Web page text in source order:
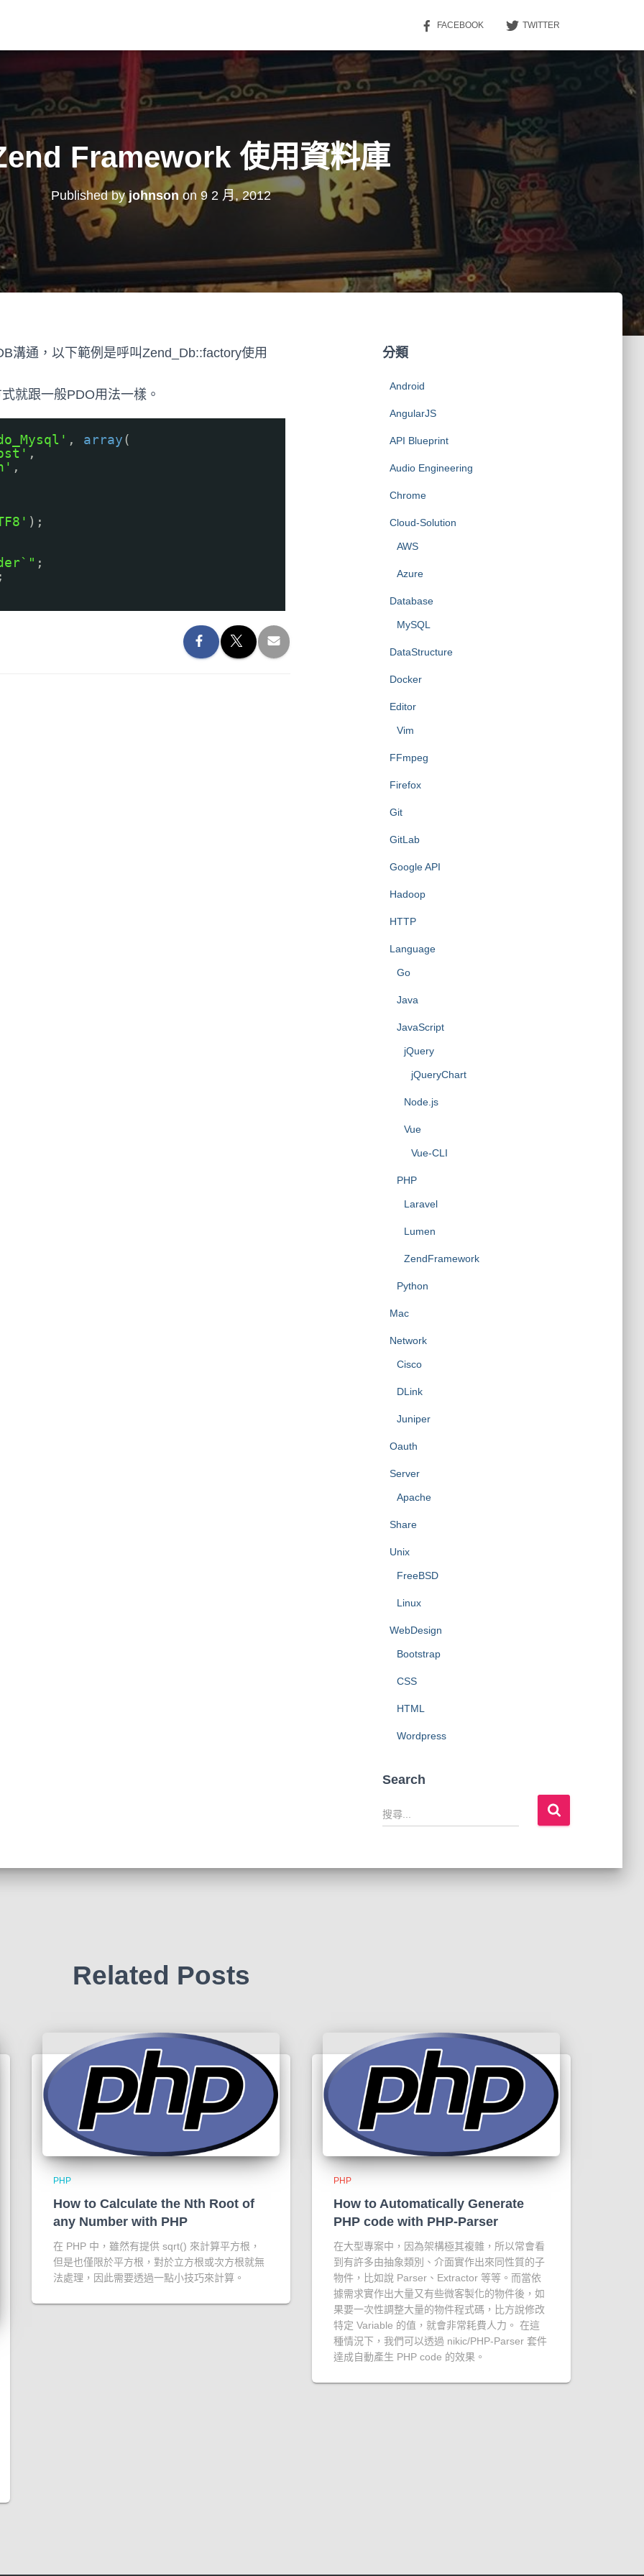
FACEBOOK TWITTER
Framework 使用資料庫
Published byjohnson on 9 2 月, 2012
溝通，以下範例是呼叫Zend_Db::factory使用
就跟一般PDO用法一樣。
, array(
,
,
);
;
分類
Android
AngularJS
API Blueprint
Audio Engineering
Chrome
Cloud-Solution
AWS
Azure
Database
MySQL
DataStructure
Docker
Editor
Vim
FFmpeg
Firefox
Git
GitLab
Google API
Hadoop
HTTP
Language
Go
Java
JavaScript
jQuery
jQueryChart
Node.js
Vue
Vue-CLI
PHP
Laravel
Lumen
ZendFramework
Python
Mac
Network
Cisco
DLink
Juniper
Oauth
Server
Apache
Share
Unix
FreeBSD
Linux
WebDesign
Bootstrap
CSS
HTML
Wordpress
Search
搜
尋
字
Related Posts
PHP
How to Calculate the Nth Root of
any Number with PHP
在 PHP 中，雖然有提供 sqrt() 來計算平方根，
但是也僅限於平方根，對於立方根或次方根就無
法處理，因此需要透過一點小技巧來計算。
PHP
How to Automatically Generate
PHP code with PHP-Parser
在大型專案中，因為架構極其複雜，所以常會看
到有許多由抽象類別、介面實作出來同性質的子
物件，比如說 Parser、Extractor 等等。而當依
據需求實作出大量又有些微客製化的物件後，如
果要一次性調整大量的物件程式碼，比方說修改
特定 Variable 的值，就會非常耗費人力。 在這
種情況下，我們可以透過 nikic/PHP-Parser 套件
達成自動產生 PHP code 的效果。